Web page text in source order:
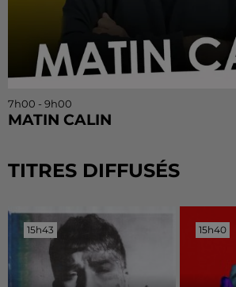
7h00 - 9h00
MATIN CALIN
TITRES DIFFUSÉS
15h43
15h43 15h40
15h40